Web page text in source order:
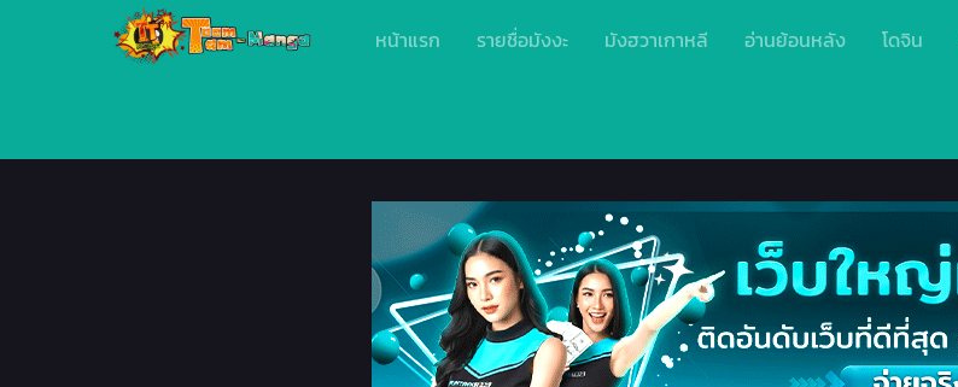
หน้าแรก รายชื่อมังงะ มังฮวาเกาหลี อ่านย้อนหลัง โดจิน